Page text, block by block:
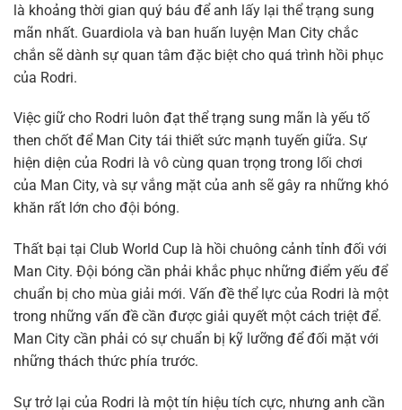
là khoảng thời gian quý báu để anh lấy lại thể trạng sung
mãn nhất. Guardiola và ban huấn luyện Man City chắc
chắn sẽ dành sự quan tâm đặc biệt cho quá trình hồi phục
của Rodri.
Việc giữ cho Rodri luôn đạt thể trạng sung mãn là yếu tố
then chốt để Man City tái thiết sức mạnh tuyến giữa. Sự
hiện diện của Rodri là vô cùng quan trọng trong lối chơi
của Man City, và sự vắng mặt của anh sẽ gây ra những khó
khăn rất lớn cho đội bóng.
Thất bại tại Club World Cup là hồi chuông cảnh tỉnh đối với
Man City. Đội bóng cần phải khắc phục những điểm yếu để
chuẩn bị cho mùa giải mới. Vấn đề thể lực của Rodri là một
trong những vấn đề cần được giải quyết một cách triệt để.
Man City cần phải có sự chuẩn bị kỹ lưỡng để đối mặt với
những thách thức phía trước.
Sự trở lại của Rodri là một tín hiệu tích cực, nhưng anh cần